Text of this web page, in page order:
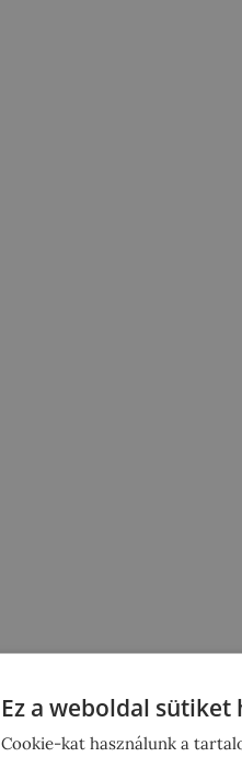
Ez a weboldal sütiket
Cookie-kat használunk a